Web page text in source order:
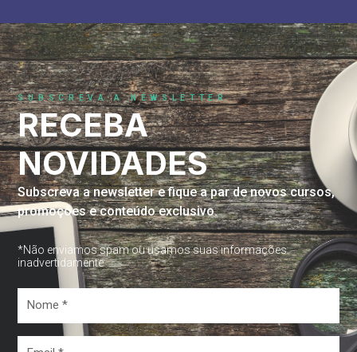
SUBSCREVA A NEWSLETTER
RECEBA
NOVIDADES
Subscreva a newsletter e fique a par de novos cursos,
promoções e conteúdo exclusivo.
*Não enviamos spam ou usamos suas informações
inadvertidamente